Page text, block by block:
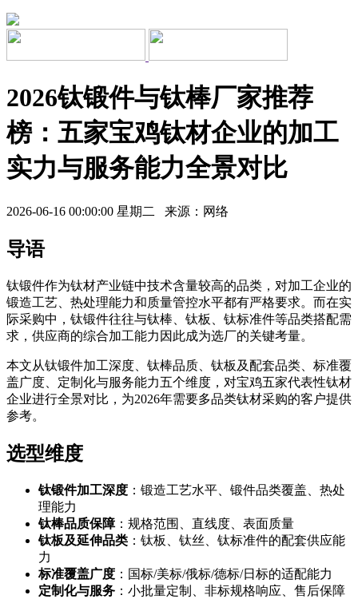
2026钛锻件与钛棒厂家推荐
榜：五家宝鸡钛材企业的加工
实力与服务能力全景对比
2026-06-16 00:00:00 星期二 来源：网络
导语
钛锻件作为钛材产业链中技术含量较高的品类，对加工企业的
锻造工艺、热处理能力和质量管控水平都有严格要求。而在实
际采购中，钛锻件往往与钛棒、钛板、钛标准件等品类搭配需
求，供应商的综合加工能力因此成为选厂的关键考量。
本文从钛锻件加工深度、钛棒品质、钛板及配套品类、标准覆
盖广度、定制化与服务能力五个维度，对宝鸡五家代表性钛材
企业进行全景对比，为2026年需要多品类钛材采购的客户提供
参考。
选型维度
钛锻件加工深度 ：锻造工艺水平、锻件品类覆盖、热处
理能力
钛棒品质保障：规格范围、直线度、表面质量
钛板及延伸品类 ：钛板、钛丝、钛标准件的配套供应能
力
标准覆盖广度 ：国标/美标/俄标/德标/日标的适配能力
定制化与服务 ：小批量定制、非标规格响应、售后保障